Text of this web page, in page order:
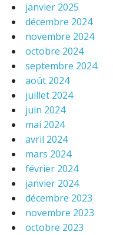
janvier 2025
décembre 2024
novembre 2024
octobre 2024
septembre 2024
août 2024
juillet 2024
juin 2024
mai 2024
avril 2024
mars 2024
février 2024
janvier 2024
décembre 2023
novembre 2023
octobre 2023